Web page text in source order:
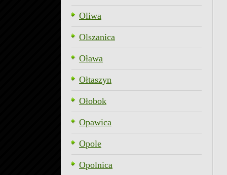
Oliwa
Olszanica
Oława
Ołtaszyn
Ołobok
Opawica
Opole
Opolnica